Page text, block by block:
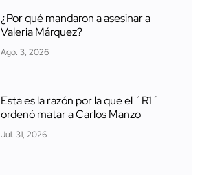
¿Por qué mandaron a asesinar a
Valeria Márquez?
Ago. 3, 2026
Esta es la razón por la que el ´R1´
ordenó matar a Carlos Manzo
Jul. 31, 2026